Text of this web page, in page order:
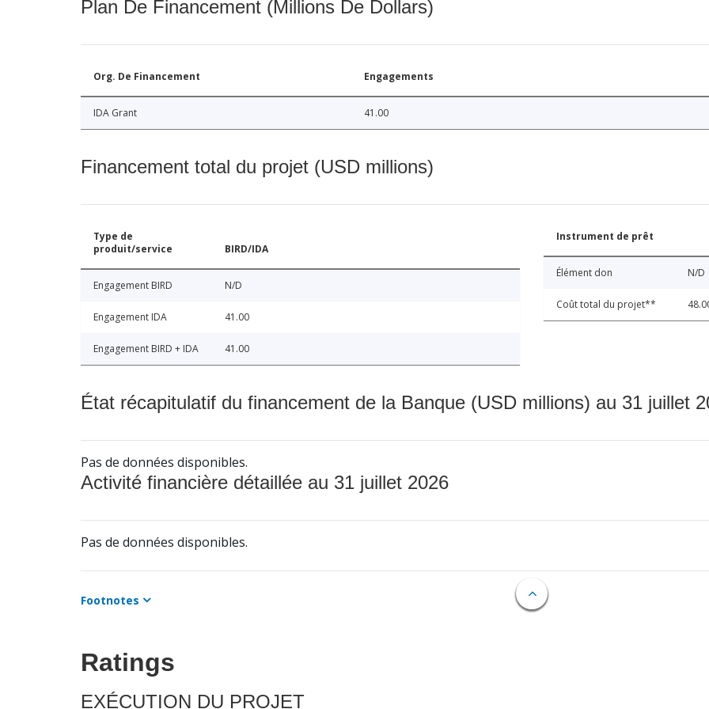
Plan De Financement (Millions De Dollars)
Org. De Financement Engagements
IDA Grant 41.00
Financement total du projet (USD millions)
Type de
produit/service
BIRD/IDA
Engagement BIRD N/D
Engagement IDA 41.00
Engagement BIRD + IDA 41.00
Instrument de prêt
Élément don N/D
Coût total du projet**
État récapitulatif du financement de la Banque (USD millions) au 31 juillet
Pas de données disponibles.
Activité financière détaillée au 31 juillet 2026
Pas de données disponibles.
Footnotes
Ratings
EXÉCUTION DU PROJET